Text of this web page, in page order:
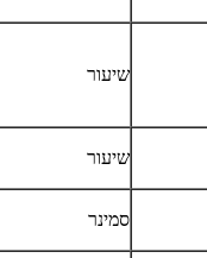
שיעור
שיעור
סמינר